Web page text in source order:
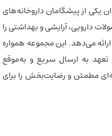
یکی از پیشگامان داروخانه‌های
دارویی، آرایشی و بهداشتی را
می‌دهد. این مجموعه همواره
به ارسال سریع و به‌موقع
مطمئن و رضایت‌بخش را برای